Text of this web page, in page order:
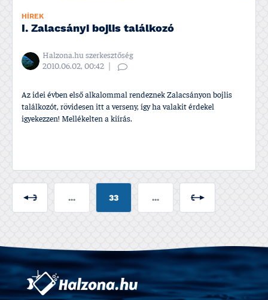
HÍREK
I. Zalacsányi bojlis találkozó
Halzona.hu szerkesztőség
2010.06.02, 00:42
Az idei évben első alkalommal rendeznek Zalacsányon bojlis
találkozót, rövidesen itt a verseny, í­gy ha valakit érdekel
igyekezzen! Mellékelten a kií­rás.
... 33 ...